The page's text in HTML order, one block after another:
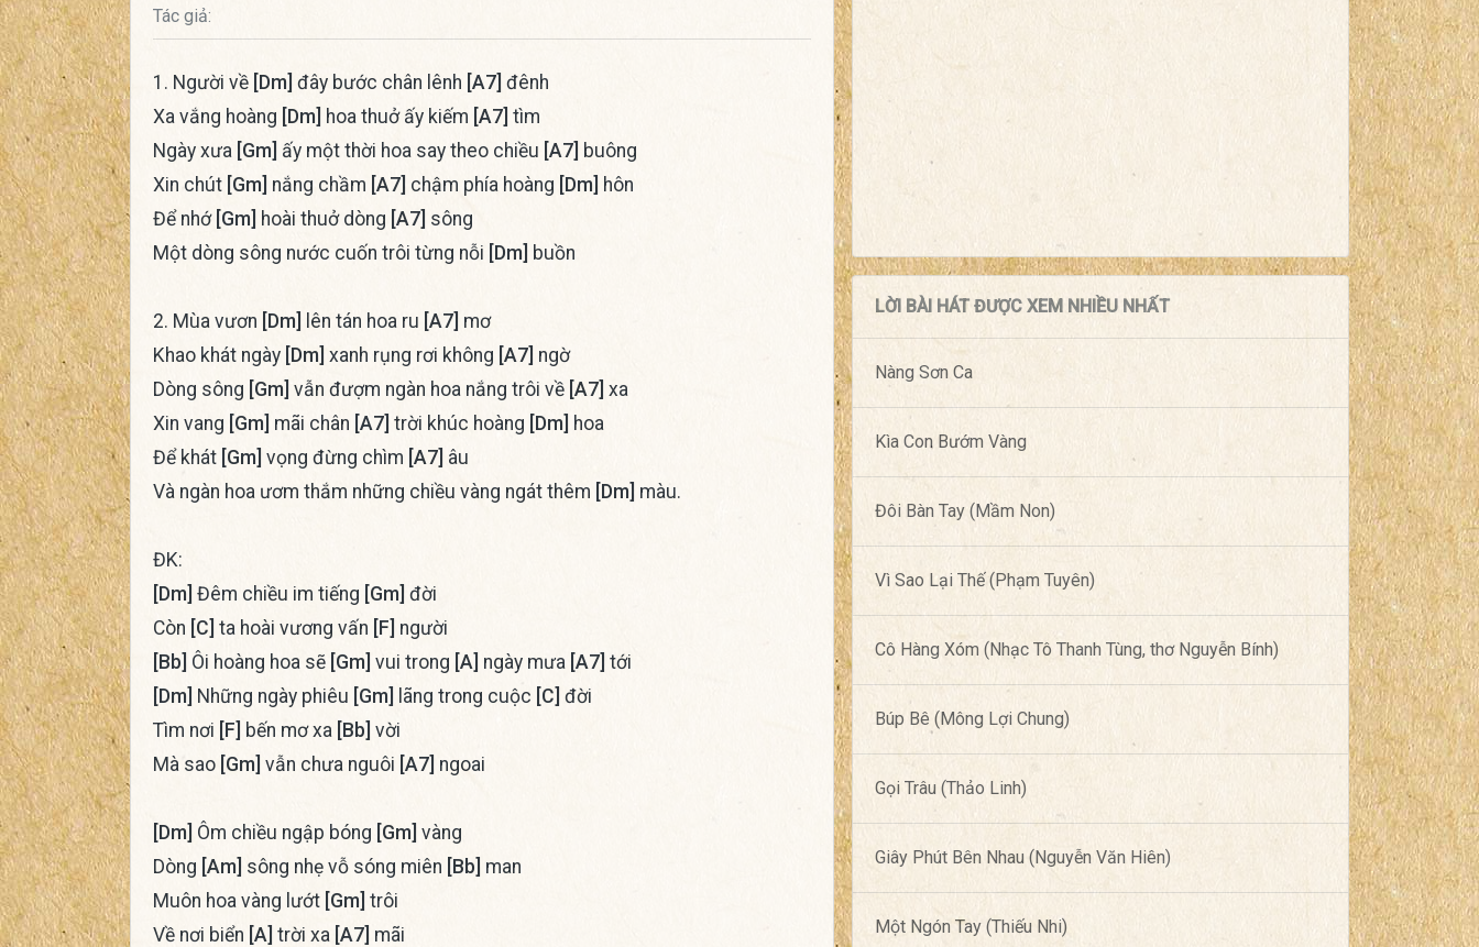
Tác giả:
1. Người về [Dm] đây bước chân lênh [A7] đênh
Xa vắng hoàng
[Dm] hoa thuở ấy kiếm [A7] tìm
Ngày xưa [Gm] ấy một thời hoa say theo chiều [A7] buông
Xin chút [Gm] nắng chầm [A7] chậm phía hoàng [Dm] hôn
Để nhớ [Gm] hoài thuở dòng [A7] sông
Một dòng sông nước cuốn trôi từng nỗi
[Dm] buồn
2. Mùa vươn [Dm] lên tán hoa ru [A7] mơ
Khao khát ngày [Dm] xanh rụng rơi không [A7] ngờ
Dòng sông [Gm] vẫn đượm ngàn hoa nắng trôi về [A7] xa
Xin vang [Gm] mãi chân [A7] trời khúc hoàng [Dm] hoa
Để khát [Gm] vọng đừng chìm [A7] âu
Và ngàn hoa ươm thắm những chiều vàng ngát thêm
[Dm] màu.
ĐK:
[Dm] Đêm chiều im tiếng [Gm] đời
Còn [C] ta hoài vương vấn [F] người
[Bb] Ôi hoàng hoa sẽ [Gm] vui trong [A] ngày mưa [A7] tới
[Dm] Những ngày phiêu [Gm] lãng trong cuộc [C] đời
Tìm nơi
[F] bến mơ xa [Bb] vời
Mà sao [Gm] vẫn chưa nguôi [A7] ngoai
[Dm] Ôm chiều ngập bóng [Gm] vàng
Dòng [Am] sông nhẹ vỗ sóng miên [Bb] man
Muôn hoa vàng lướt [Gm] trôi
Về nơi biển [A] trời xa [A7] mãi
LỜI BÀI HÁT ĐƯỢC XEM NHIỀU NHẤT
Nàng Sơn Ca
Kìa Con Bướm Vàng
Đôi Bàn Tay (Mầm Non)
Vì Sao Lại Thế (Phạm Tuyên)
Cô Hàng Xóm (Nhạc Tô Thanh Tùng, thơ Nguyễn Bính)
Búp Bê (Mông Lợi Chung)
Gọi Trâu (Thảo Linh)
Giây Phút Bên Nhau (Nguyễn Văn Hiên)
Một Ngón Tay (Thiếu Nhi)